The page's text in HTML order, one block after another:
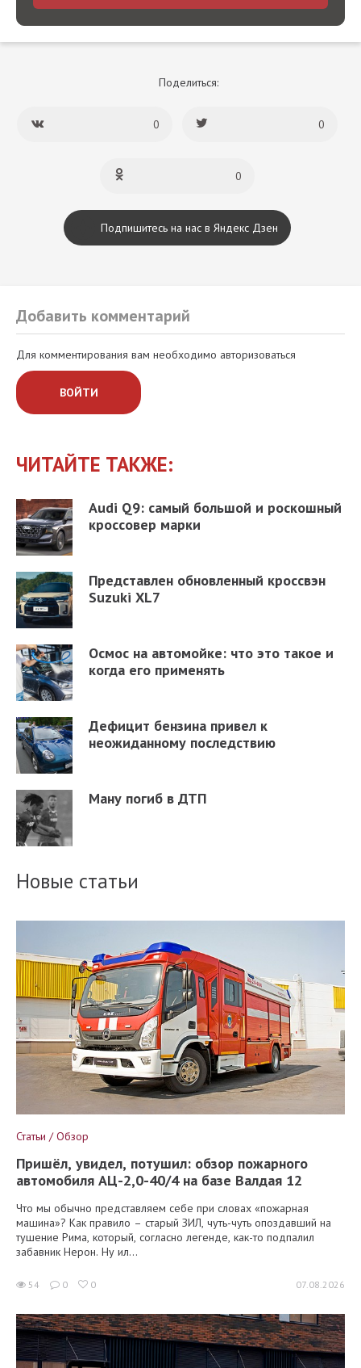
Поделиться:
0 0
0
Подпишитесь на нас в Яндекс Дзен
Добавить комментарий
Для комментирования вам необходимо авторизоваться
ВОЙТИ
ЧИТАЙТЕ ТАКЖЕ:
Audi Q9: самый большой и роскошный
кроссовер марки
Представлен обновленный кроссвэн
Suzuki XL7
Осмос на автомойке: что это такое и
когда его применять
Дефицит бензина привел к
неожиданному последствию
Ману погиб в ДТП
Новые статьи
Статьи / Обзор
Пришёл, увидел, потушил: обзор пожарного
автомобиля АЦ-2,0-40/4 на базе Валдая 12
Что мы обычно представляем себе при словах «пожарная
машина»? Как правило – старый ЗИЛ, чуть-чуть опоздавший на
тушение Рима, который, согласно легенде, как-то подпалил
забавник Нерон. Ну ил...
54 0 0 07.08.2026